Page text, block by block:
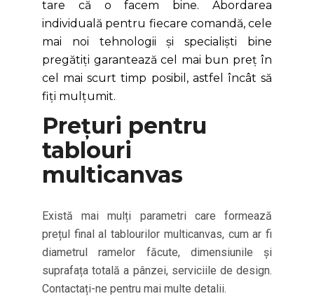
tare că o facem bine. Abordarea
individuală pentru fiecare comandă, cele
mai noi tehnologii și specialiști bine
pregătiți garantează cel mai bun preț în
cel mai scurt timp posibil, astfel încât să
fiți mulțumit.
Prețuri pentru
tablouri
multicanvas
Există mai mulți parametri care formează
prețul final al tablourilor multicanvas, cum ar fi
diametrul ramelor făcute, dimensiunile și
suprafața totală a pânzei, serviciile de design.
Contactați-ne pentru mai multe detalii.